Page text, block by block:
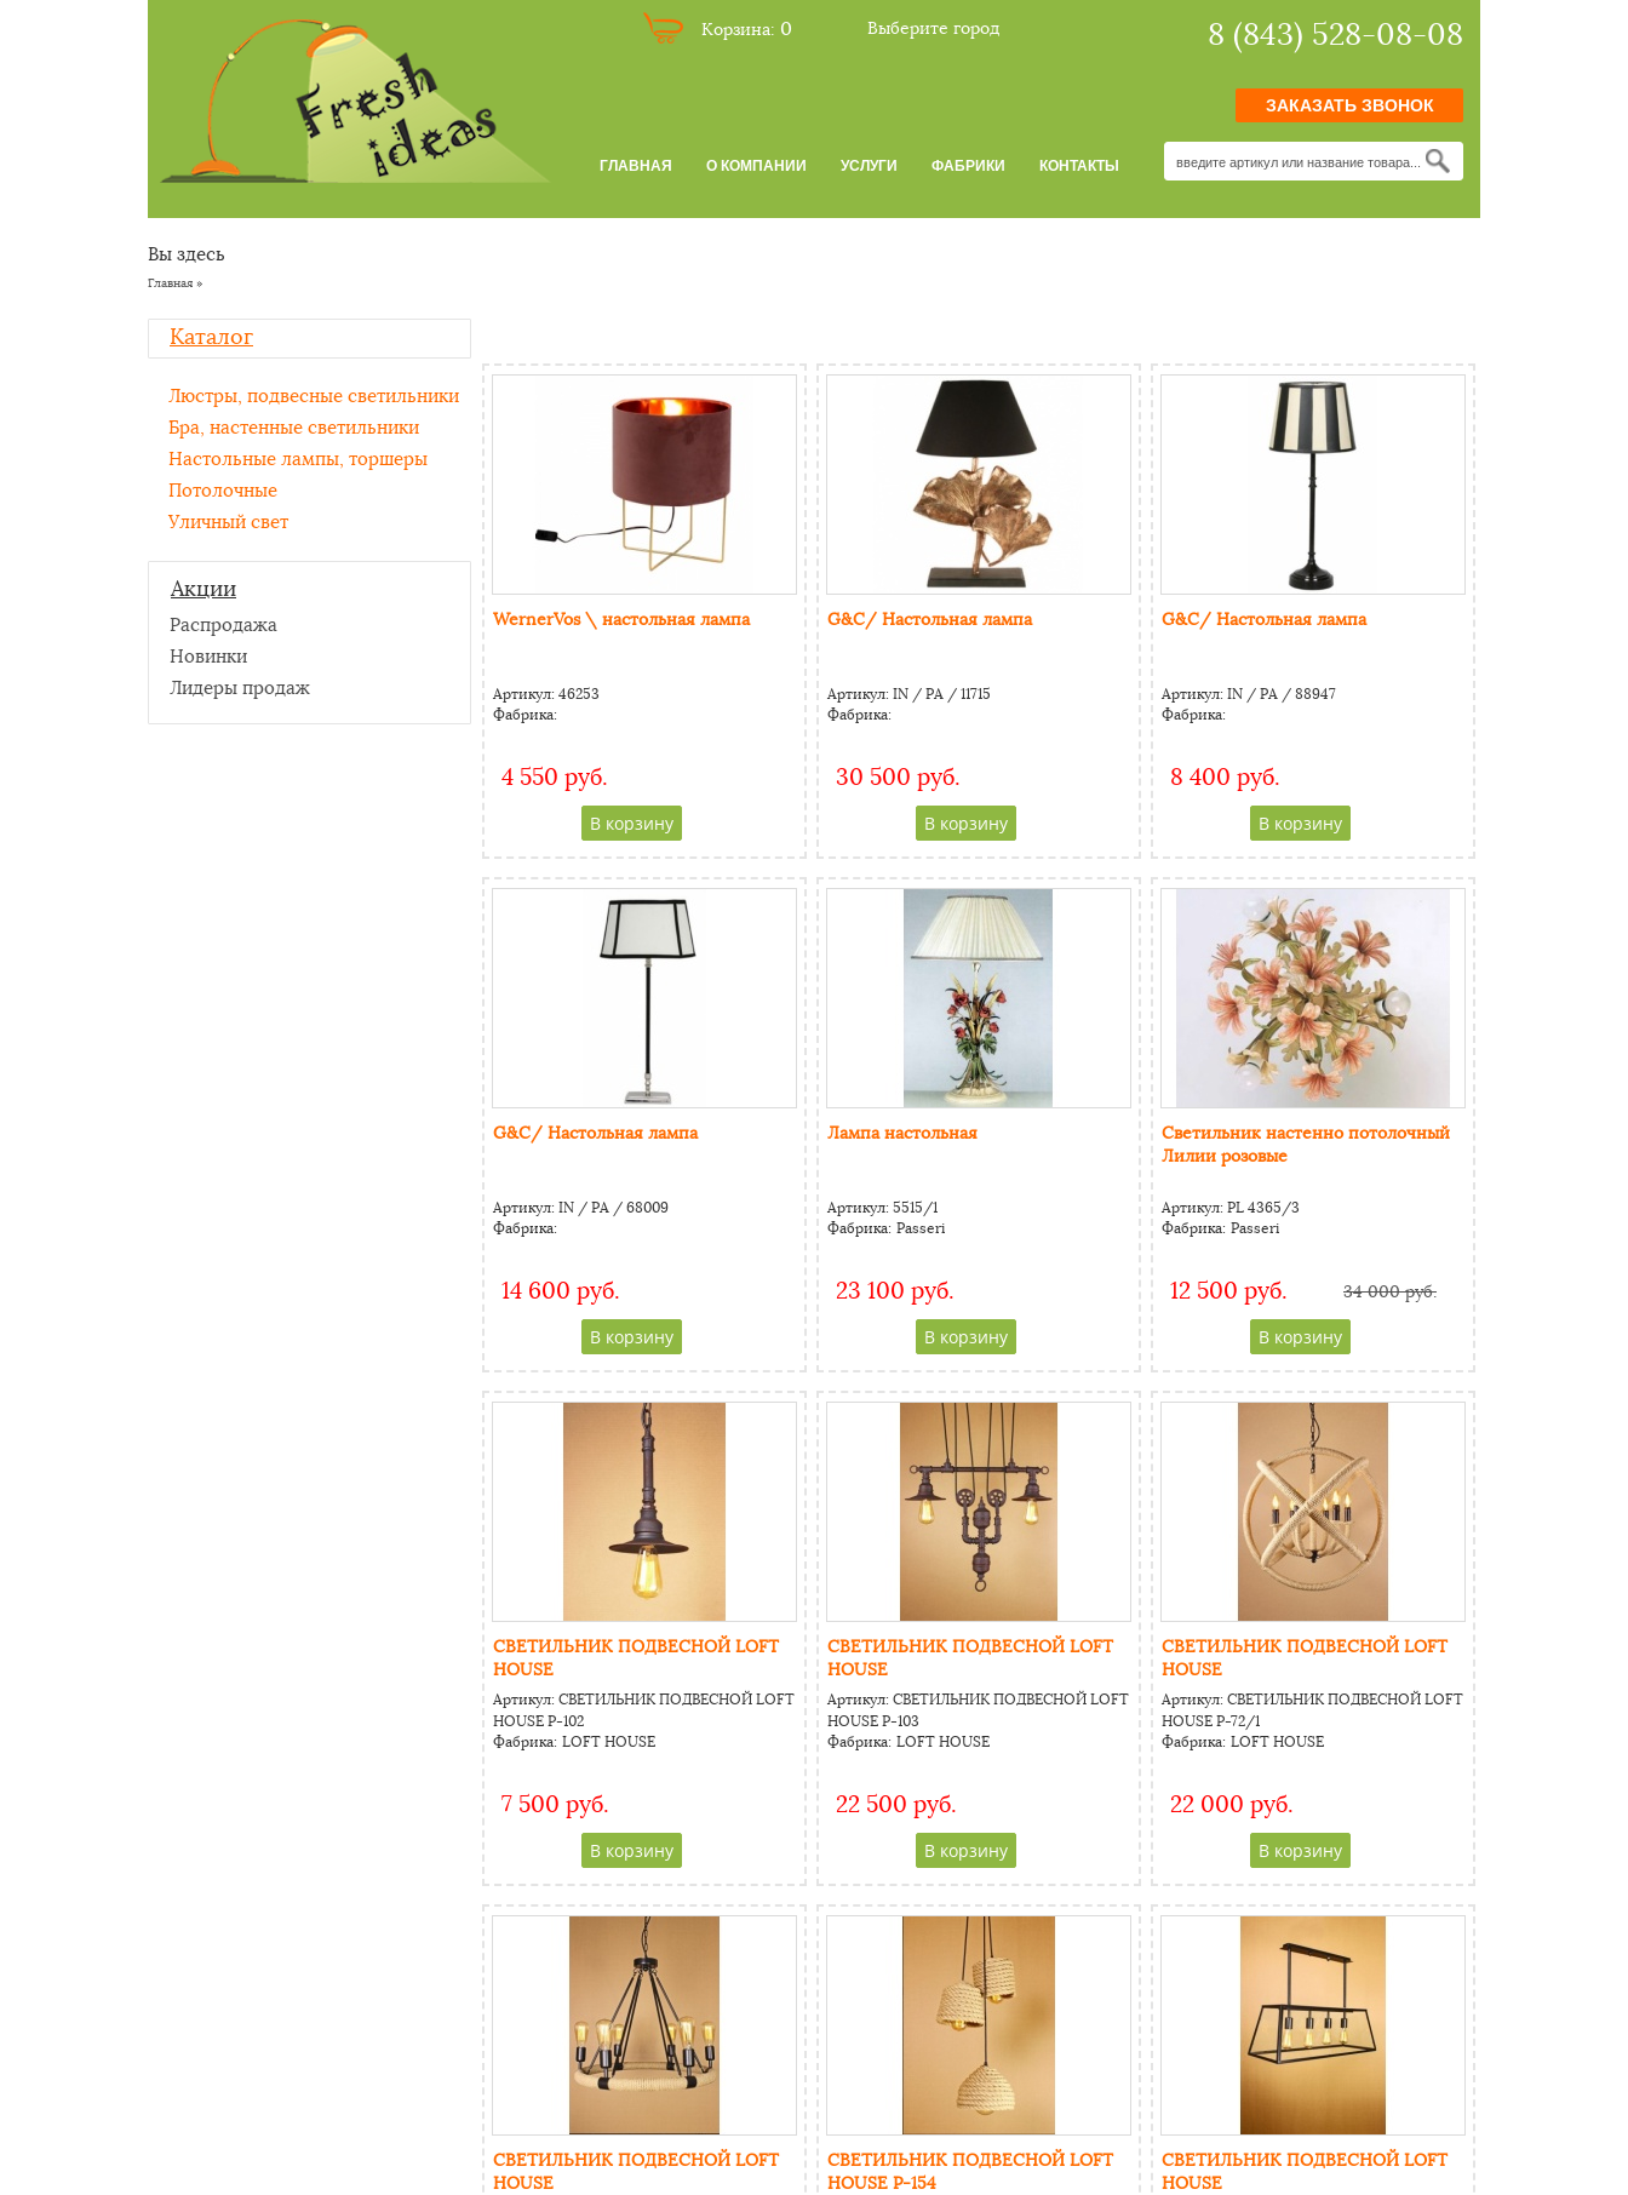
8 (843) 528-08-08
ЗАКАЗАТЬ ЗВОНОК
Корзина: 0 Выберите город
ГЛАВНАЯ О КОМПАНИИ УСЛУГИ ФАБРИКИ КОНТАКТЫ
Вы здесь
Главная »
WernerVos \ настольная лампа
Артикул: 46253
Фабрика:
4 550 руб.
Адресс
Website URL
G&C/ Настольная лампа
Артикул: IN / PA / 11715
Фабрика:
30 500 руб.
Адресс
Website URL
G&C/ Настольная лампа
Артикул: IN / PA / 88947
Фабрика:
8 400 руб.
Адресс
Website URL
G&C/ Настольная лампа
Артикул: IN / PA / 68009
Фабрика:
14 600 руб.
Адресс
Website URL
Лампа настольная
Артикул: 5515/1
Фабрика: Passeri
23 100 руб.
Адресс
Website URL
Светильник настенно потолочный
Лилии розовые
Артикул: PL 4365/3
Фабрика: Passeri
12 500 руб. 34 000 руб.
Адресс
Website URL
СВЕТИЛЬНИК ПОДВЕСНОЙ LOFT
HOUSE
Артикул: СВЕТИЛЬНИК ПОДВЕСНОЙ LOFT
HOUSE P-102
Фабрика: LOFT HOUSE
7 500 руб.
Адресс
Website URL
СВЕТИЛЬНИК ПОДВЕСНОЙ LOFT
HOUSE
Артикул: СВЕТИЛЬНИК ПОДВЕСНОЙ LOFT
HOUSE Р-103
Фабрика: LOFT HOUSE
22 500 руб.
Адресс
Website URL
СВЕТИЛЬНИК ПОДВЕСНОЙ LOFT
HOUSE
Артикул: СВЕТИЛЬНИК ПОДВЕСНОЙ LOFT
HOUSE Р-72/1
Фабрика: LOFT HOUSE
22 000 руб.
Адресс
Website URL
СВЕТИЛЬНИК ПОДВЕСНОЙ LOFT
HOUSE
СВЕТИЛЬНИК ПОДВЕСНОЙ LOFT
HOUSE P-154
СВЕТИЛЬНИК ПОДВЕСНОЙ LOFT
HOUSE
Каталог
Люстры, подвесные светильники
Бра, настенные светильники
Настольные лампы, торшеры
Потолочные
Уличный свет
Акции
Распродажа
Новинки
Лидеры продаж